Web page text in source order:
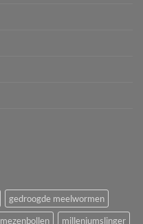
gedroogde meelwormen
mezenbollen
milleniumslinger